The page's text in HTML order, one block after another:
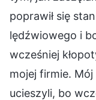
poprawił się
lędźwiowego i
wcześniej
mojej firmie.
ucieszyli, bo